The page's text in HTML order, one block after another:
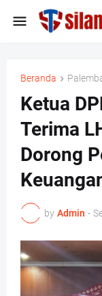
Beranda
Ketua
Terima
Dorong
by Admin -